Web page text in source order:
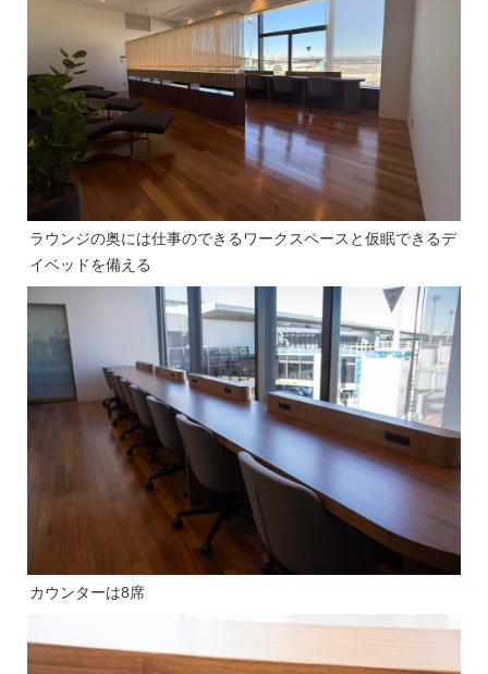
ラウンジの奥には仕事のできるワークスペースと仮眠できるデ
イベッドを備える
カウンターは8席